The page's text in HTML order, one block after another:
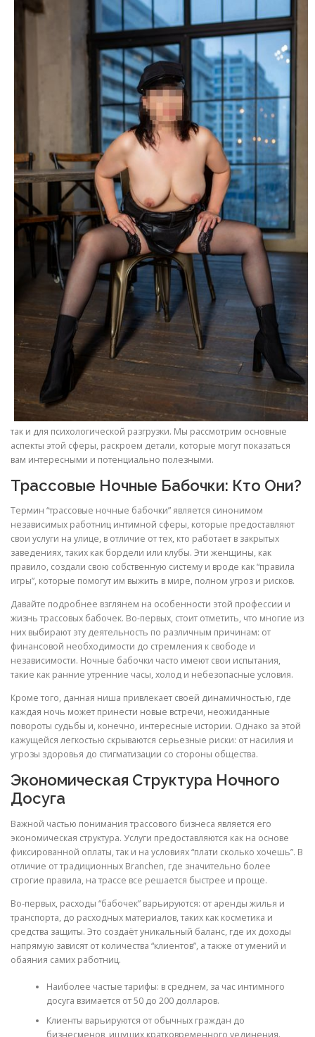
так и для психологической разгрузки. Мы рассмотрим основные
аспекты этой сферы, раскроем детали, которые могут показаться
вам интересными и потенциально полезными.
Трассовые Ночные Бабочки: Кто Они?
Термин “трассовые ночные бабочки” является синонимом
независимых работниц интимной сферы, которые предоставляют
свои услуги на улице, в отличие от тех, кто работает в закрытых
заведениях, таких как бордели или клубы. Эти женщины, как
правило, создали свою собственную систему и вроде как “правила
игры”, которые помогут им выжить в мире, полном угроз и рисков.
Давайте подробнее взглянем на особенности этой профессии и
жизнь трассовых бабочек. Во-первых, стоит отметить, что многие из
них выбирают эту деятельность по различным причинам: от
финансовой необходимости до стремления к свободе и
независимости. Ночные бабочки часто имеют свои испытания,
такие как ранние утренние часы, холод и небезопасные условия.
Кроме того, данная ниша привлекает своей динамичностью, где
каждая ночь может принести новые встречи, неожиданные
повороты судьбы и, конечно, интересные истории. Однако за этой
кажущейся легкостью скрываются серьезные риски: от насилия и
угрозы здоровья до стигматизации со стороны общества.
Экономическая Структура Ночного
Досуга
Важной частью понимания трассового бизнеса является его
экономическая структура. Услуги предоставляются как на основе
фиксированной оплаты, так и на условиях “плати сколько хочешь”. В
отличие от традиционных Branchen, где значительно более
строгие правила, на трассе все решается быстрее и проще.
Во-первых, расходы “бабочек” варьируются: от аренды жилья и
транспорта, до расходных материалов, таких как косметика и
средства защиты. Это создаёт уникальный баланс, где их доходы
напрямую зависят от количества “клиентов”, а также от умений и
обаяния самих работниц.
Наиболее частые тарифы: в среднем, за час интимного
досуга взимается от 50 до 200 долларов.
Клиенты варьируются от обычных граждан до
бизнесменов, ищущих кратковременного уединения.